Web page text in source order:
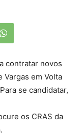
contratar novos
Vargas em Volta
se candidatar,
os CRAS da